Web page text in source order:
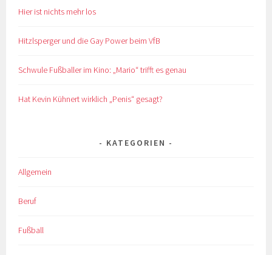
Hier ist nichts mehr los
Hitzlsperger und die Gay Power beim VfB
Schwule Fußballer im Kino: „Mario“ trifft es genau
Hat Kevin Kühnert wirklich „Penis“ gesagt?
KATEGORIEN
Allgemein
Beruf
Fußball